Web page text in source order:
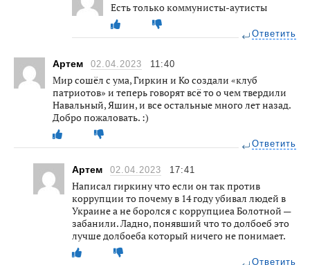
Есть только коммунисты-аутисты
Ответить
Артем 02.04.2023 11:40
Мир сошёл с ума, Гиркин и Ко создали «клуб
патриотов» и теперь говорят всё то о чем твердили
Навальный, Яшин, и все остальные много лет назад.
Добро пожаловать. :)
Ответить
Артем 02.04.2023 17:41
Написал гиркину что если он так против
коррупции то почему в 14 году убивал людей в
Украине а не боролся с коррупциеа Болотной —
забанили. Ладно, понявший что то долбоеб это
лучше долбоеба который ничего не понимает.
Ответить